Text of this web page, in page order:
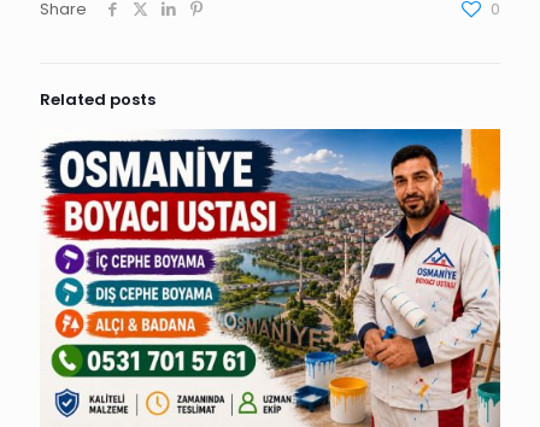
Share 0
Related posts